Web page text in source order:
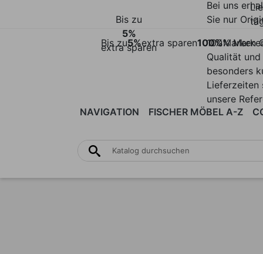
Bis zu5%extra sparen
Bis zu
5%
extra sparen
100%Marken
Bei uns
Sie nur
100%
Qualität und
besonders
Lieferzeiten
unsere
NAVIGATION
MODULSOFAS
BÄNKE
FISCHER MÖBEL A-Z